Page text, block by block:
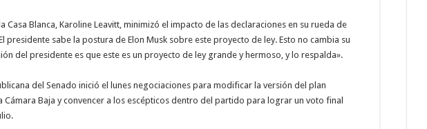
Casa Blanca, Karoline Leavitt, minimizó el impacto de las declaraciones en su rueda de
presidente sabe la postura de Elon Musk sobre este proyecto de ley. Esto no cambia su
del presidente es que este es un proyecto de ley grande y hermoso, y lo respalda».
del Senado inició el lunes negociaciones para modificar la versión del plan
Baja y convencer a los escépticos dentro del partido para lograr un voto final